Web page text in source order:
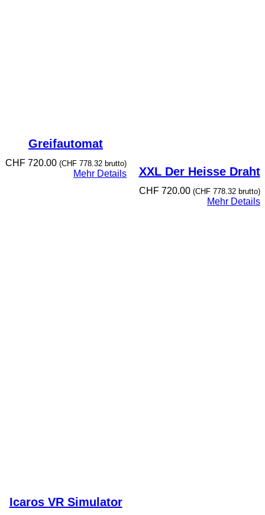
Greifautomat
CHF720.00 (CHF778.32brutto)
Mehr Details XXL Der Heisse Draht
CHF720.00 (CHF778.32brutto)
Mehr Details
Icaros VR Simulator